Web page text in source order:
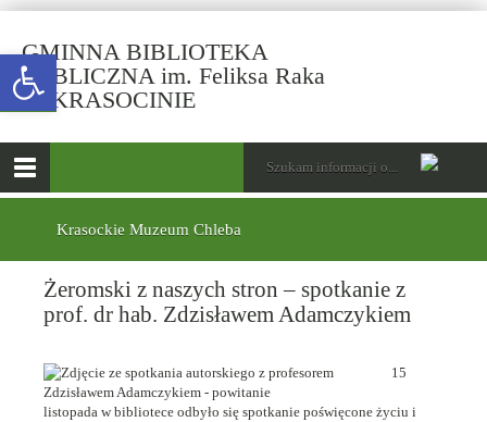
Open toolbar
GMINNA BIBLIOTEKA
PUBLICZNA im. Feliksa Raka
W KRASOCINIE-
z
naszych
stron
–
spotkanie
z
prof.
dr
Zdzisławem
Adamczykiem
górne
Otwórz
menu
wpisz
szukaną
Krasockie Muzeum Chleba
Żeromski z naszych stron – spotkanie z
prof. dr hab. Zdzisławem Adamczykiem
15
listopada w bibliotece odbyło się spotkanie poświęcone życiu i